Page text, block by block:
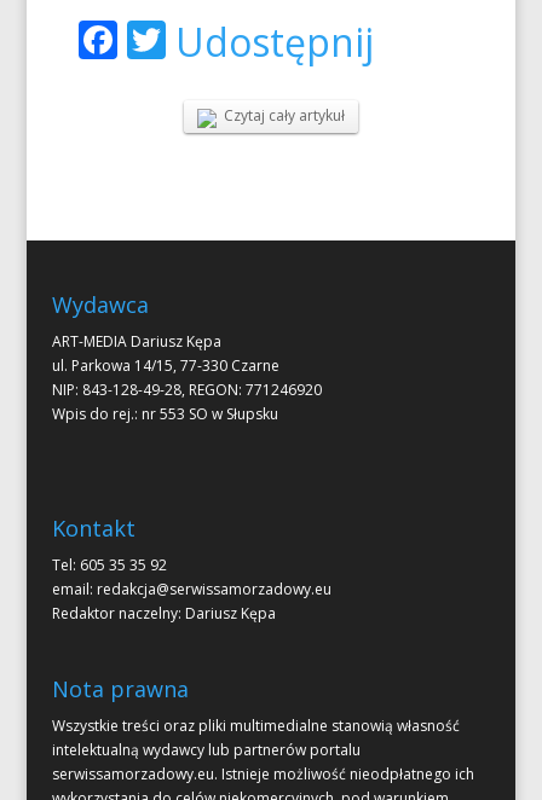
Facebook
Twitter
Udostępnij
Czytaj cały artykuł
Wydawca
ART-MEDIA Dariusz Kępa
ul. Parkowa 14/15, 77-330 Czarne
NIP: 843-128-49-28, REGON: 771246920
Wpis do rej.: nr 553 SO w Słupsku
Kontakt
Tel: 605 35 35 92
email: redakcja@serwissamorzadowy.eu
Redaktor naczelny: Dariusz Kępa
Nota prawna
Wszystkie treści oraz pliki multimedialne stanowią własność
intelektualną wydawcy lub partnerów portalu
serwissamorzadowy.eu. Istnieje możliwość nieodpłatnego ich